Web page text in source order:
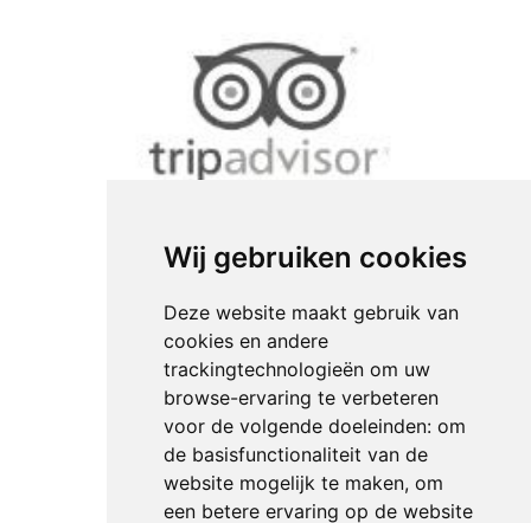
Wij gebruiken cookies
Deze website maakt gebruik van
cookies en andere
trackingtechnologieën om uw
browse-ervaring te verbeteren
voor de volgende doeleinden: om
de basisfunctionaliteit van de
website mogelijk te maken, om
een betere ervaring op de website